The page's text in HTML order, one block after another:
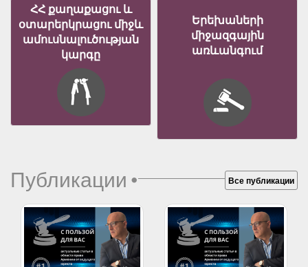
ՀՀ քաղաքացու և
օտարերկրացու միջև
ամուսնալուծության
կարգը
Երեխաների
միջազգային
առևանգում
Публикации• Все публикации